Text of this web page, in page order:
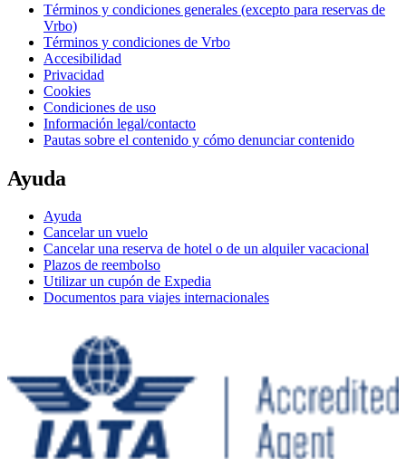
Términos y condiciones generales (excepto para reservas de
Vrbo)
Términos y condiciones de Vrbo
Accesibilidad
Privacidad
Cookies
Condiciones de uso
Información legal/contacto
Pautas sobre el contenido y cómo denunciar contenido
Ayuda
Ayuda
Cancelar un vuelo
Cancelar una reserva de hotel o de un alquiler vacacional
Plazos de reembolso
Utilizar un cupón de Expedia
Documentos para viajes internacionales